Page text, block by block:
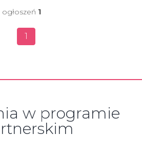
1
1
w programie